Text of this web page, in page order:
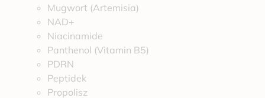
Mugwort (Artemisia)
NAD+
Niacinamide
Panthenol (Vitamin B5)
PDRN
Peptidek
Propolisz